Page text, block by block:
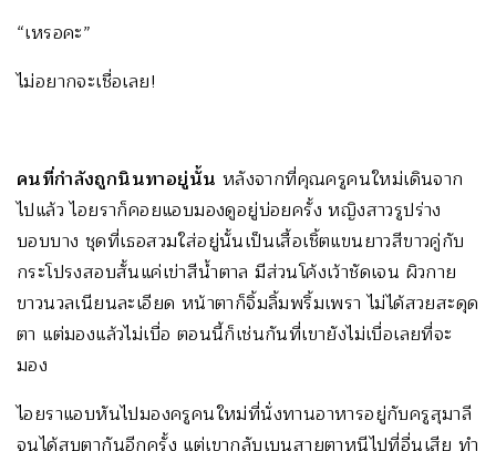
“เหรอคะ”
ไม่อยากจะเชื่อเลย!
คนที่กำลังถูกนินทาอยู่นั้น หลังจากที่คุณครูคนใหม่เดินจาก
ไปแล้ว ไอยราก็คอยแอบมองดูอยู่บ่อยครั้ง หญิงสาวรูปร่าง
บอบบาง ชุดที่เธอสวมใส่อยู่นั้นเป็นเสื้อเชิ้ตแขนยาวสีขาวคู่กับ
กระโปรงสอบสั้นแค่เข่าสีน้ำตาล มีส่วนโค้งเว้าชัดเจน ผิวกาย
ขาวนวลเนียนละเอียด หน้าตาก็จิ้มลิ้มพริ้มเพรา ไม่ได้สวยสะดุด
ตา แต่มองแล้วไม่เบื่อ ตอนนี้ก็เช่นกันที่เขายังไม่เบื่อเลยที่จะ
มอง
ไอยราแอบหันไปมองครูคนใหม่ที่นั่งทานอาหารอยู่กับครูสุมาลี
จนได้สบตากันอีกครั้ง แต่เขากลับเบนสายตาหนีไปที่อื่นเสีย ทำ